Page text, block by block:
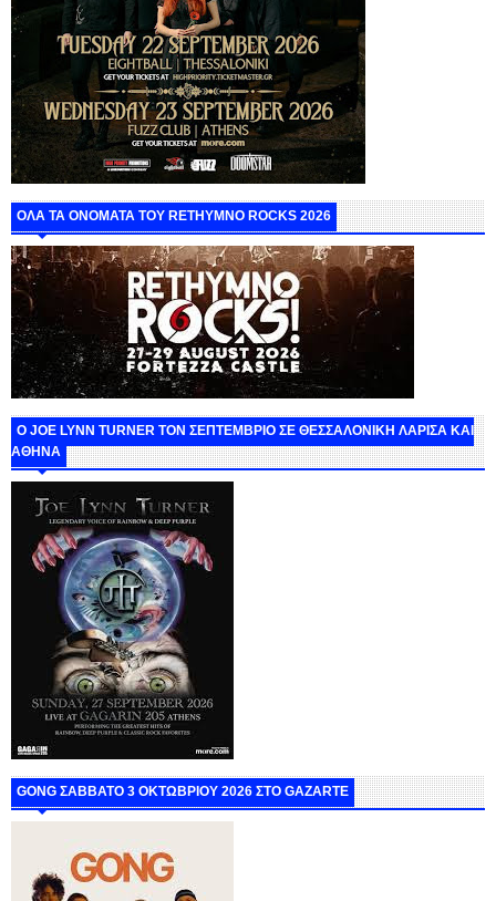
ΟΛΑ ΤΑ ΟΝΟΜΑΤΑ ΤΟΥ RETHYMNO ROCKS 2026
O JOE LYNN TURNER ΤΟΝ ΣΕΠΤΕΜΒΡΙΟ ΣΕ ΘΕΣΣΑΛΟΝΙΚΗ ΛΑΡΙΣΑ ΚΑΙ
ΑΘΗΝΑ
GONG ΣΑΒΒΑΤΟ 3 ΟΚΤΩΒΡΙΟΥ 2026 ΣΤΟ GAZARTE